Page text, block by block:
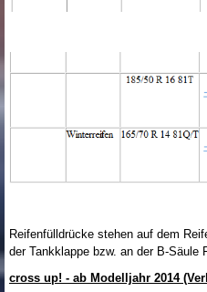
Reifenfülldrücke stehen auf dem
der Tankklappe bzw. an der B-Säule
cross up! - ab Modelljahr 2014